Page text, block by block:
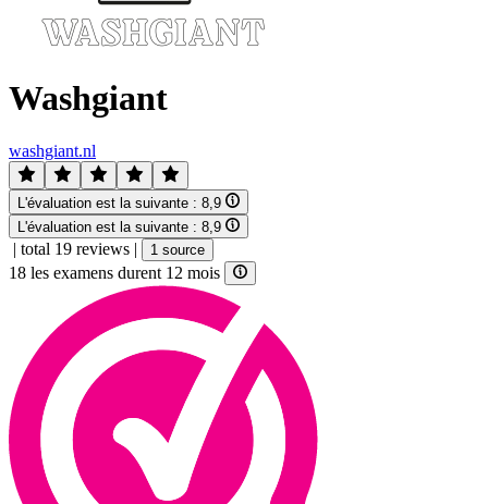
Washgiant
washgiant.nl
L'évaluation est la suivante : 8,9
L'évaluation est la suivante : 8,9
| total 19 reviews | 1 source
18 les examens durent 12 mois